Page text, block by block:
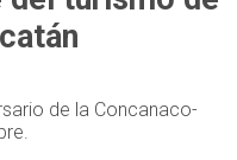
de la Concanaco-